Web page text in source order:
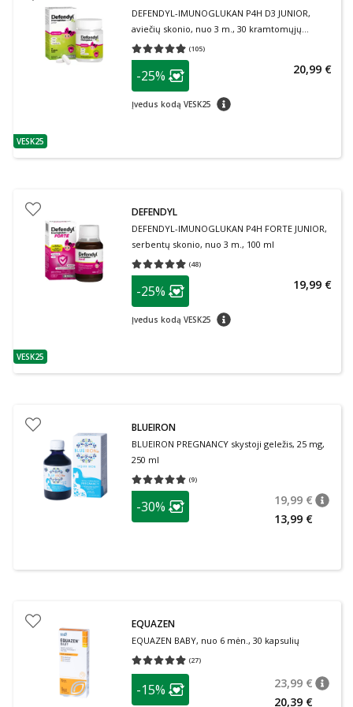
patarimas
VESK25
DEFENDYL-IMUNOGLUKAN P4H D3 JUNIOR,
aviečių skonio, nuo 3 m., 30 kramtomųjų
tablečių
(105)
Vidutinis įvertinimas 4.91
patarimas
Lojalumo klubo narių nuolaida
-25%
Įvedus kodą VESK25 patarimas
20,99 €
patarimas
VESK25
DEFENDYL
DEFENDYL-IMUNOGLUKAN P4H FORTE JUNIOR,
serbentų skonio, nuo 3 m., 100 ml
(48)
Vidutinis įvertinimas 4.92
patarimas
Lojalumo klubo narių nuolaida
-25%
Įvedus kodą VESK25 patarimas
19,99 €
BLUEIRON
BLUEIRON PREGNANCY skystoji geležis, 25 mg,
250 ml
(9)
Vidutinis įvertinimas 5.00
patarimas
Lojalumo klubo narių nuolaida
-30% 19,99 €
13,99 €
EQUAZEN
EQUAZEN BABY, nuo 6 mėn., 30 kapsulių
(27)
Vidutinis įvertinimas 4.89
patarimas
Lojalumo klubo narių nuolaida
-15% 23,99 €
20,39 €